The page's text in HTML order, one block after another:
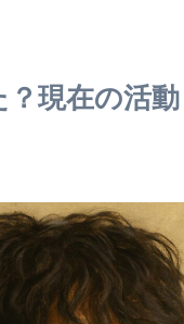
現在の活